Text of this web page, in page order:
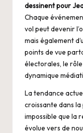
dessinent pour
Chaque
vol peut devenir
mais également
points de vue
électorales, le
dynamique
La tendance
croissante dans la
impossible que la
évolue vers de